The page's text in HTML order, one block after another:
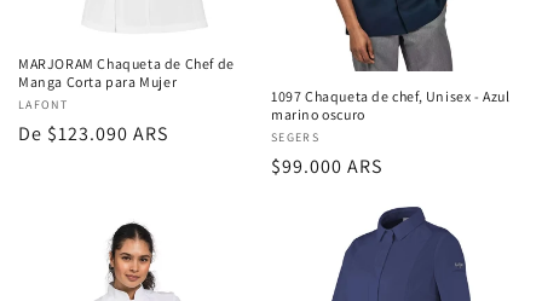
MARJORAM Chaqueta de Chef de
Manga Corta para Mujer
Proveedor:
LAFONT
Precio
De $123.090 ARS
1097 Chaqueta de chef, Unisex - Azul
marino oscuro
Proveedor:
SEGERS
Precio
$99.000 ARS